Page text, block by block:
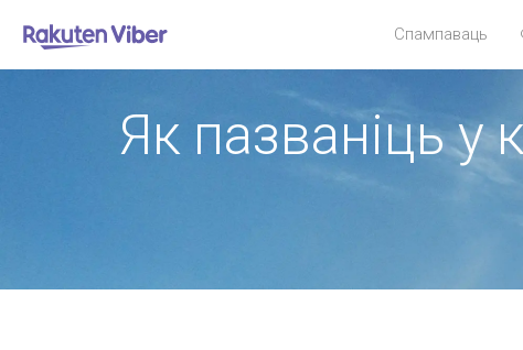
Спампаваць
Як пазваніць у